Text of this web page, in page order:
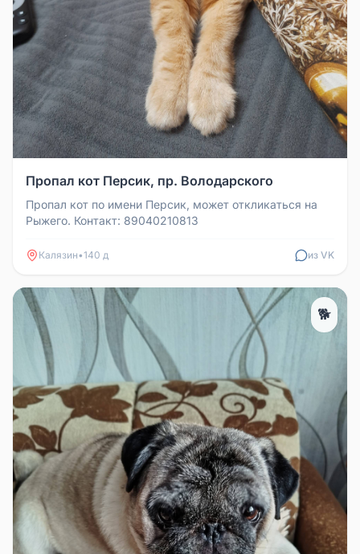
Пропал кот Персик, пр. Володарского
Пропал кот по имени Персик, может откликаться на
Рыжего. Контакт: 89040210813
Калязин•140 д из VK
🐕